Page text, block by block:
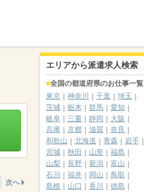
次へ
エリアから派遣求人検索
全国の都道府県のお仕事一覧
東京
神奈川 千葉
埼玉
茨城
栃木 群馬
愛知
岐阜
三重 静岡
大阪
兵庫
京都 滋賀
奈良
和歌山
北海道 青森
岩手
宮城
秋田 山形
福島
山梨
長野 新潟
富山
石川
福井 岡山
鳥取
島根
山口 香川
徳島